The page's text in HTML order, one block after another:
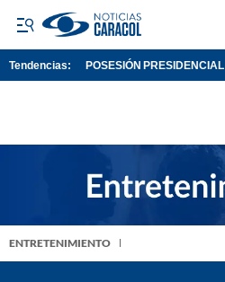
Tendencias: POSESIÓN PRESIDENCIAL
ENTRETENIMIENTO